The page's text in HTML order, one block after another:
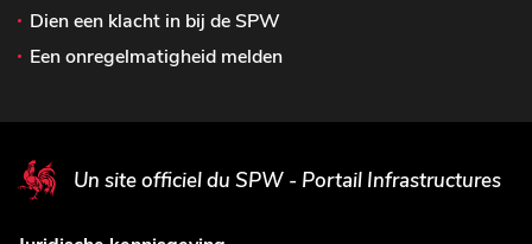
Dien een klacht in bij de SPW
Een onregelmatigheid melden
Un site officiel du SPW - Portail Infrastructures